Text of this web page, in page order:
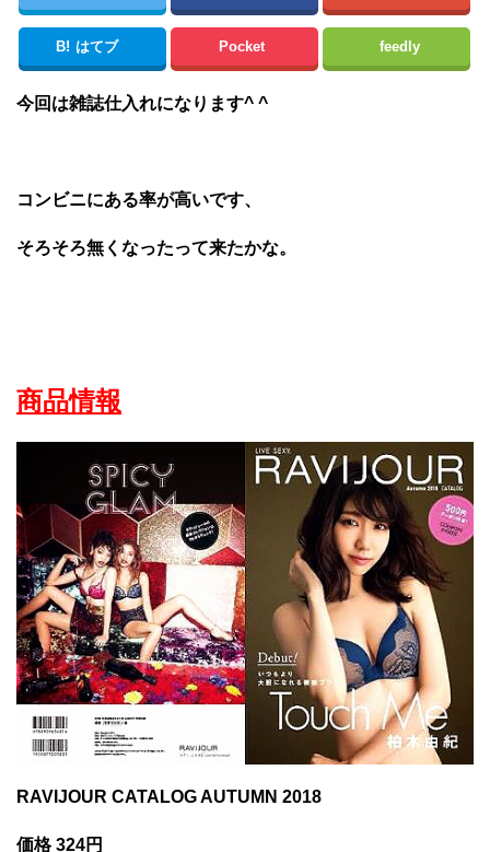
B! はてブ Pocket feedly
今回は雑誌仕入れになります^ ^
コンビニにある率が高いです、
そろそろ無くなったって来たかな。
商品情報
RAVIJOUR CATALOG AUTUMN 2018
価格 324円